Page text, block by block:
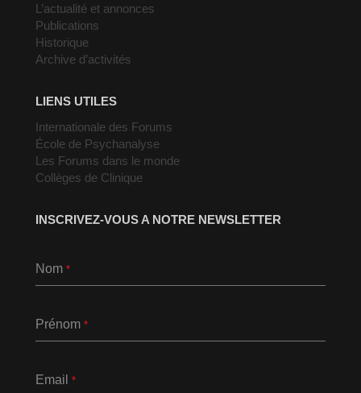
L’actualité et annonces
Publications
Historique
Archive d’activités
LIENS UTILES
Internationale des Forums
École de Psychanalyse
Les Forums dans le monde
Collèges de Clinique
INSCRIVEZ-VOUS A NOTRE NEWSLETTER
Nom *
Prénom *
Email *